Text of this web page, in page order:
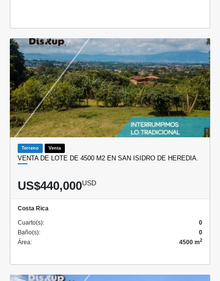
Terreno Venta
VENTA DE LOTE DE 4500 M2 EN SAN ISIDRO DE HEREDIA.
US$440,000USD
Costa Rica
Cuarto(s):
0
Baño(s):
0
Área:
4500 m2